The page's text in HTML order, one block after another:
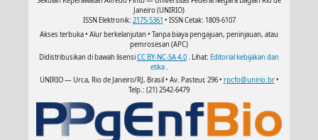
Janeiro (UNIRIO)
ISSN Elektronik: 2175-5361 • ISSN Cetak: 1809-6107
Akses terbuka • Alur berkelanjutan • Tanpa biaya pengajuan, peninjauan, atau
pemrosesan (APC)
Didistribusikan di bawah lisensiCC BY-NC-SA 4.0 . Lihat: Editorial kebijakan dan
etika.
UNIRIO — Urca, Rio de Janeiro/RJ, Brasil • Av. Pasteur, 296 • rpcfo@unirio.br•
Telp.: (21) 2542-6479